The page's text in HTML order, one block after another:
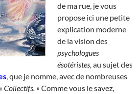
de ma rue, je vous
propose ici une petite
explication moderne
de la vision des
psychologues
ésotéristes, au sujet des
, que je nomme, avec de nombreuses
« Collectifs. » Comme vous le savez,